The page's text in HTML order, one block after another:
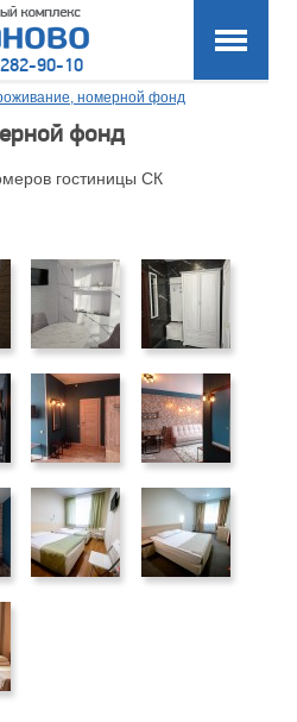
90-10
номерной фонд
фонд
гостиницы СК